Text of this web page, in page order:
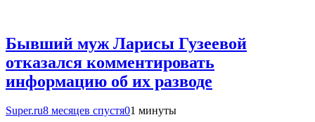
Бывший муж Ларисы Гузеевой
отказался комментировать
информацию об их разводе
Super.ru8 месяцев спустя01 минуты